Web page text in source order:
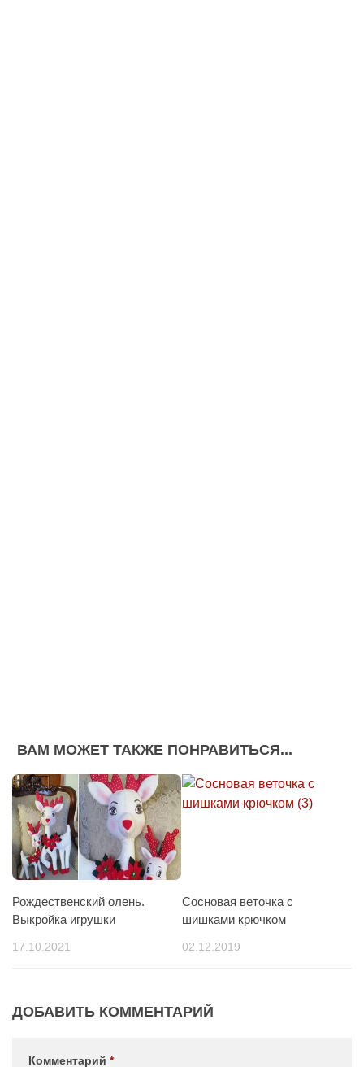
ВАМ МОЖЕТ ТАКЖЕ ПОНРАВИТЬСЯ...
Рождественский олень.
Выкройка игрушки
17.10.2021
Сосновая веточка с
шишками крючком
02.12.2019
ДОБАВИТЬ КОММЕНТАРИЙ
Комментарий *